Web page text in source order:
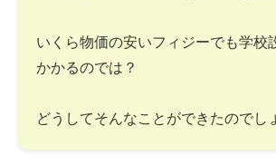
いくら物価の安いフィジーでも学校
かかるのでは？
どうしてそんなことができたのでし